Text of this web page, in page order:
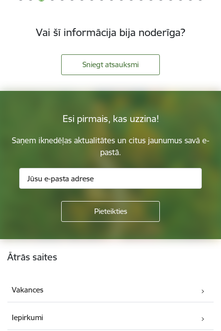
Vai šī informācija bija noderīga?
Sniegt atsauksmi
Esi pirmais, kas uzzina!
Saņem iknedēļas aktualitātes un citus jaunumus savā e-
pastā.
Kājene
Ātrās saites
Vakances
Iepirkumi